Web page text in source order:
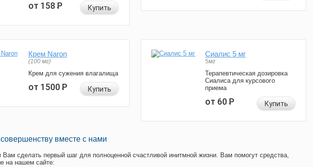
от 158Р Купить
Крем Naron
(100 мг)
Крем для сужения влагалища
от 1500Р Купить
Сиалис 5 мг
5мг
Терапевтическая дозировка
Сиалиса для курсового
приема
от 60Р Купить
вместе с нами
Вам сделать первый шаг для полноценной счастливой инитмной жизни. Вам помогут средства,
на нашем сайте: